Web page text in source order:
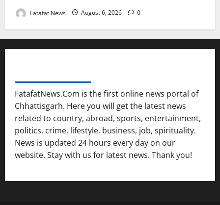
Fatafat News August 6, 2026 0
FatafatNews.Com is the first online news portal of
Chhattisgarh. Here you will get the latest news
related to country, abroad, sports, entertainment,
politics, crime, lifestyle, business, job, spirituality.
News is updated 24 hours every day on our
website. Stay with us for latest news. Thank you!